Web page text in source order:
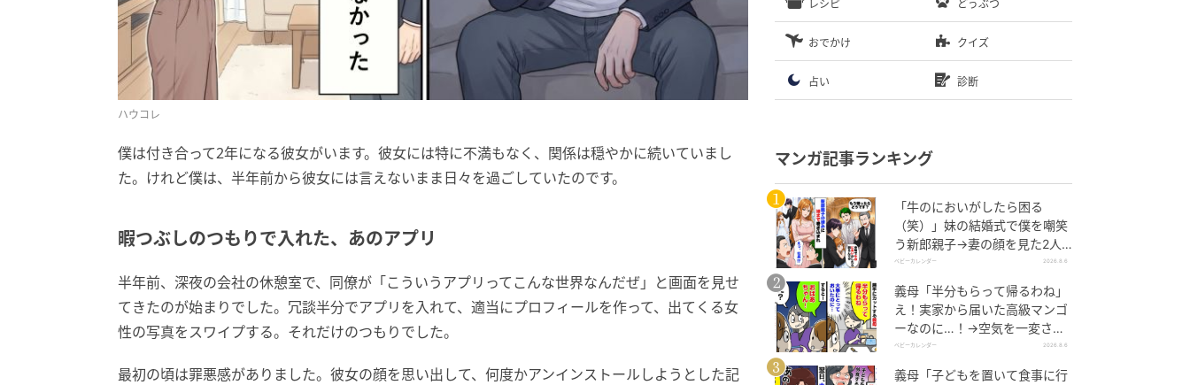
ハウコレ
僕は付き合って2年になる彼女がいます。彼女には特に不満もなく、関係は穏やかに続いていまし
た。けれど僕は、半年前から彼女には言えないまま日々を過ごしていたのです。
暇つぶしのつもりで入れた、あのアプリ
半年前、深夜の会社の休憩室で、同僚が「こういうアプリってこんな世界なんだぜ」と画面を見せ
てきたのが始まりでした。冗談半分でアプリを入れて、適当にプロフィールを作って、出てくる女
性の写真をスワイプする。それだけのつもりでした。
最初の頃は罪悪感がありました。彼女の顔を思い出して、何度かアンインストールしようとした記
レシピ どうぶつ
おでかけ クイズ
占い 診断
マンガ記事ランキング
「牛のにおいがしたら困る
（笑）」妹の結婚式で僕を嘲笑
う新郎親子→妻の顔を見た2人
が絶句したワケ
ベビーカレンダー 2026.8.6
義母「半分もらって帰るわね」
え！実家から届いた高級マンゴ
ーなのに…！→空気を一変させ
た4歳娘の痛快な一言とは
ベビーカレンダー 2026.8.6
義母「子どもを置いて食事に行